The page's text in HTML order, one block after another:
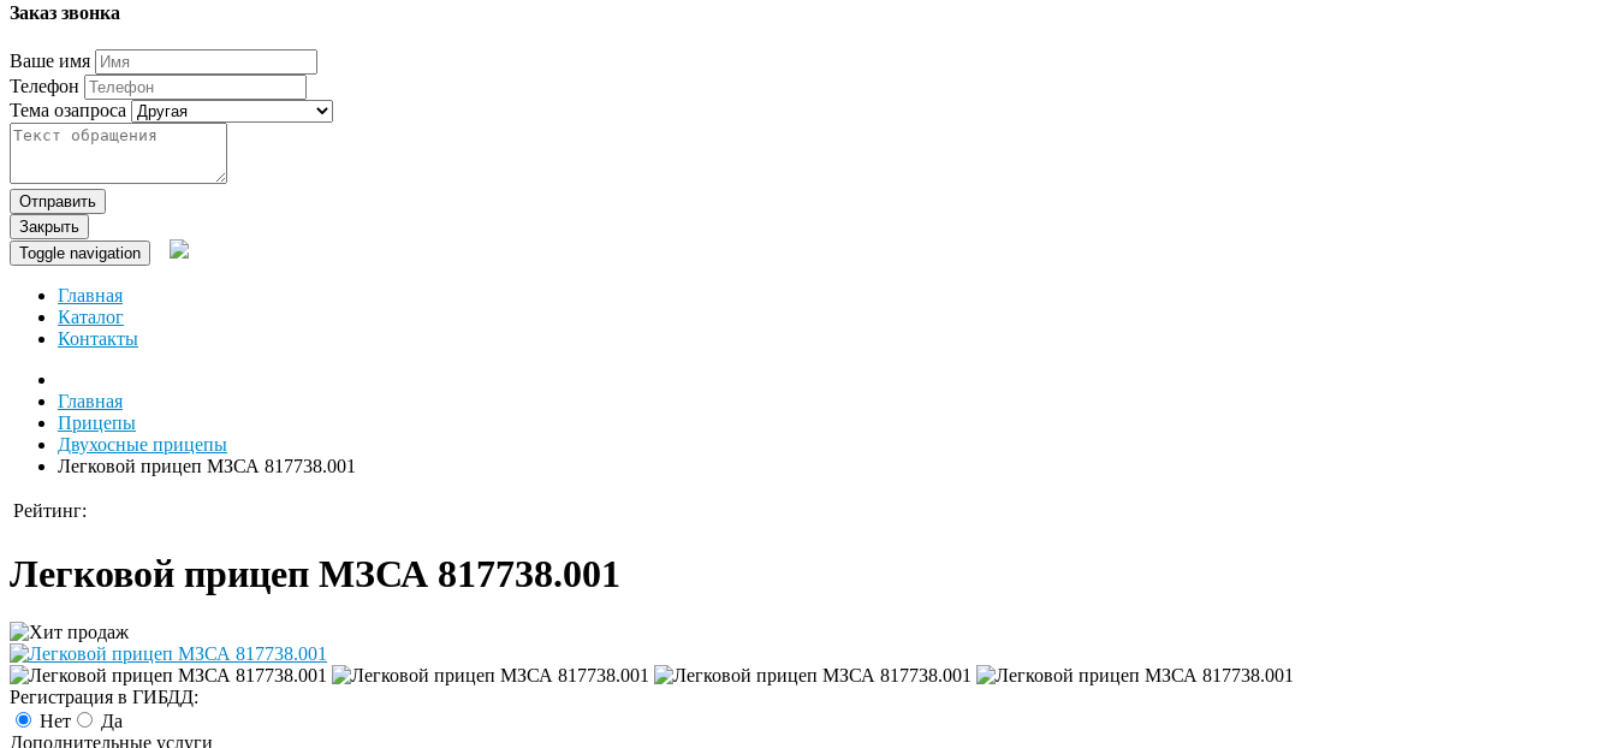
Заказ звонка
Ваше имя
Телефон
Тема озапроса
Отправить
Закрыть
Toggle navigation
Главная
Каталог
Контакты
Главная
Прицепы
Двухосные прицепы
Легковой прицеп МЗСА 817738.001
Рейтинг:
Легковой прицеп МЗСА 817738.001
Регистрация в ГИБДД:
Нет
Да
Дополнительные услуги